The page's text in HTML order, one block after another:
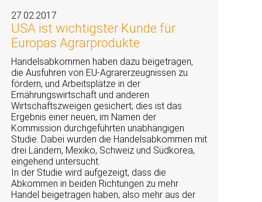
27.02.2017
USA ist wichtigster Kunde für
Europas Agrarprodukte
Handelsabkommen haben dazu beigetragen,
die Ausfuhren von EU-Agrarerzeugnissen zu
fördern, und Arbeitsplätze in der
Ernährungswirtschaft und anderen
Wirtschaftszweigen gesichert; dies ist das
Ergebnis einer neuen, im Namen der
Kommission durchgeführten unabhängigen
Studie. Dabei wurden die Handelsabkommen mit
drei Ländern, Mexiko, Schweiz und Südkorea,
eingehend untersucht.
In der Studie wird aufgezeigt, dass die
Abkommen in beiden Richtungen zu mehr
Handel beigetragen haben, also mehr aus der